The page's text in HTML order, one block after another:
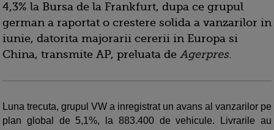
4,3% la Bursa de la Frankfurt, dupa ce grupul
german a raportat o crestere solida a vanzarilor in
iunie, datorita majorarii cererii in Europa si
China, transmite AP, preluata de Agerpres.
Luna trecuta, grupul VW a inregistrat un avans al vanzarilor pe
plan global de 5,1%, la 883.400 de vehicule. Livrarile au